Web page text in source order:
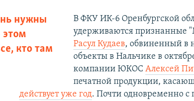
нужны
этом
кто там
В ФКУ ИК-6 Оренбургской
удерживаются признанные
Расул Кудаев, обвиненный в
объекты в Нальчике в
компании ЮКОС Алексей
печатной продукции,
действует уже год. Почти одновременно